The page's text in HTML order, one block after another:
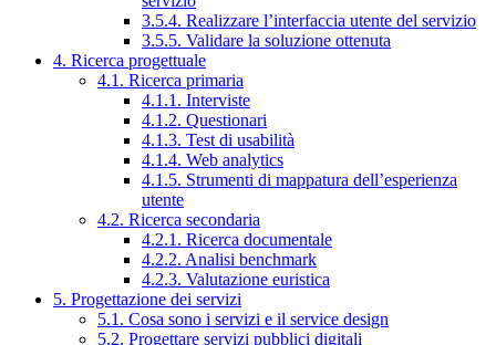
3.5.4. Realizzare l’interfaccia utente del servizio
3.5.5. Validare la soluzione ottenuta
4. Ricerca progettuale
4.1. Ricerca primaria
4.1.1. Interviste
4.1.2. Questionari
4.1.3. Test di usabilità
4.1.4. Web analytics
4.1.5. Strumenti di mappatura dell’esperienza
utente
4.2. Ricerca secondaria
4.2.1. Ricerca documentale
4.2.2. Analisi benchmark
4.2.3. Valutazione euristica
5. Progettazione dei servizi
5.1. Cosa sono i servizi e il service design
5.2. Progettare servizi pubblici digitali